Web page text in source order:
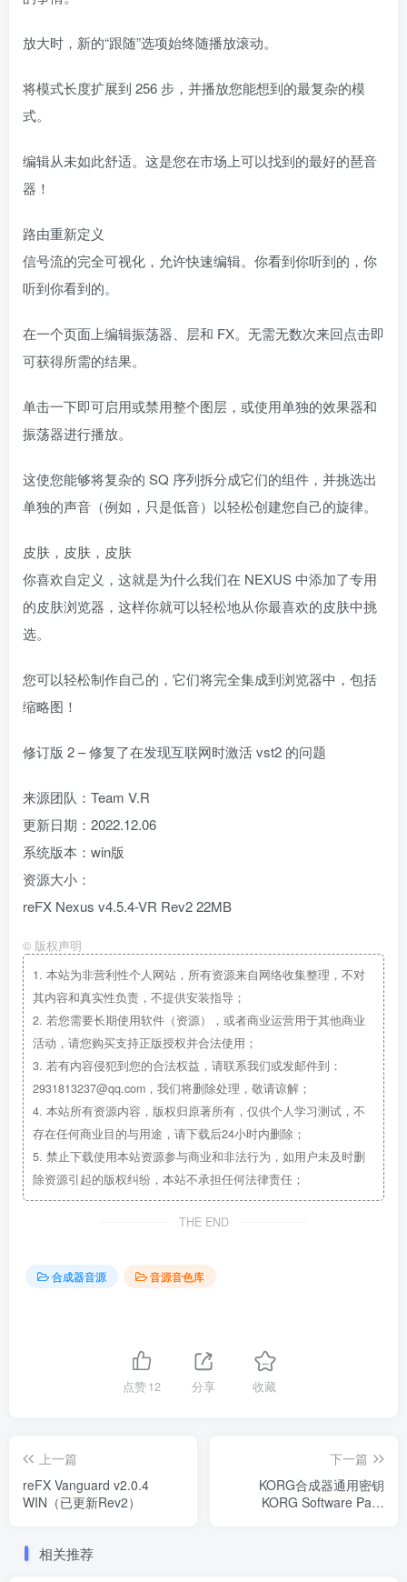
放大时，新的“跟随”选项始终随播放滚动。
将模式长度扩展到 256 步，并播放您能想到的最复杂的模
式。
编辑从未如此舒适。这是您在市场上可以找到的最好的琶音
器！
路由重新定义
信号流的完全可视化，允许快速编辑。你看到你听到的，你
听到你看到的。
在一个页面上编辑振荡器、层和 FX。无需无数次来回点击即
可获得所需的结果。
单击一下即可启用或禁用整个图层，或使用单独的效果器和
振荡器进行播放。
这使您能够将复杂的 SQ 序列拆分成它们的组件，并挑选出
单独的声音（例如，只是低音）以轻松创建您自己的旋律。
皮肤，皮肤，皮肤
你喜欢自定义，这就是为什么我们在 NEXUS 中添加了专用
的皮肤浏览器，这样你就可以轻松地从你最喜欢的皮肤中挑
选。
您可以轻松制作自己的，它们将完全集成到浏览器中，包括
缩略图！
修订版 2 – 修复了在发现互联网时激活 vst2 的问题
来源团队：Team V.R
更新日期：2022.12.06
系统版本：win版
资源大小：
reFX Nexus v4.5.4-VR Rev2 22MB
© 版权声明
1. 本站为非营利性个人网站，所有资源来自网络收集整理，不对
其内容和真实性负责，不提供安装指导；
2. 若您需要长期使用软件（资源），或者商业运营用于其他商业
活动，请您购买支持正版授权并合法使用；
3. 若有内容侵犯到您的合法权益，请联系我们或发邮件到：
2931813237@qq.com，我们将删除处理，敬请谅解；
4. 本站所有资源内容，版权归原著所有，仅供个人学习测试，不
存在任何商业目的与用途，请下载后24小时内删除；
5. 禁止下载使用本站资源参与商业和非法行为，如用户未及时删
除资源引起的版权纠纷，本站不承担任何法律责任；
THE END
合成器音源 音源音色库
点赞12 分享 收藏
上一篇
reFX Vanguard v2.0.4
WIN（已更新Rev2）
下一篇
KORG合成器通用密钥
KORG Software Pass
相关推荐